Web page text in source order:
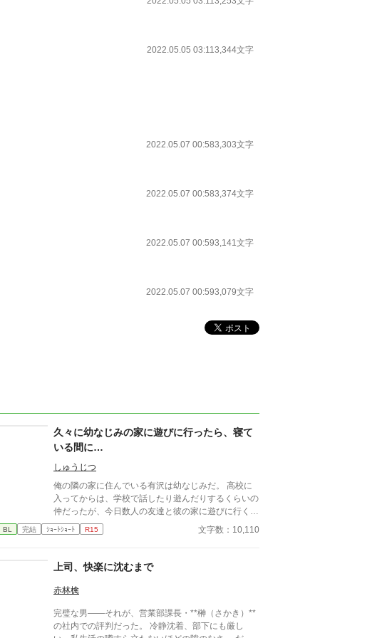
2022.05.05 03:113,344文字
2022.05.07 00:583,303文字
2022.05.07 00:583,374文字
2022.05.07 00:593,141文字
2022.05.07 00:593,079文字
久々に幼なじみの家に遊びに行ったら、寝て
いる間に…
しゅうじつ
俺の隣の家に住んでいる有沢は幼なじみだ。 高校に
入ってからは、学校で話したり遊んだりするくらいの
仲だったが、今日数人の友達と彼の家に遊びに行くこ
とになった。 数年ぶりの幼なじみの家を懐かしんで
いる中、いつの間にか友人たちは帰っており、幼なじ
つけてしまい、部屋に来た有沢に咄嗟に寝たフリをす
BL 完結 ｼｮｰﾄｼｮｰﾄ R15 文字数：10,110
上司、快楽に沈むまで
赤林檎
完璧な男――それが、営業部課長・**榊（さかき）**
の社内での評判だった。 冷静沈着、部下にも厳し